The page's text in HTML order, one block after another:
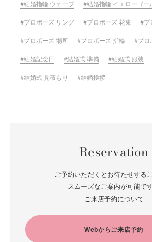
結婚指輪 ウェーブ 結婚指輪 イエローゴー
プロポーズ リング プロポーズ 花束 プ
プロポーズ 場所 プロポーズ 指輪 プロ
結婚記念日 結婚式 準備 結婚式 服装
結婚式 見積もり 結婚挨拶
Reservation
ご予約いただくとお待たせする
スムーズなご案内が可能です
ご来店予約について
Webからご来店予約